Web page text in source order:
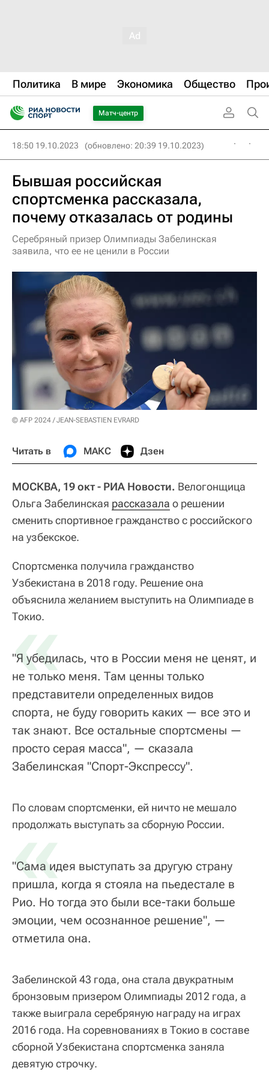
Политика В мире Экономика Общество
Матч-центр
18:50 19.10.2023 (обновлено: 20:39 19.10.2023)
Бывшая российская
спортсменка рассказала,
почему отказалась от родины
Серебряный призер Олимпиады Забелинская
заявила, что ее не ценили в России
© AFP 2024 / JEAN-SEBASTIEN EVRARD
Читать в МАКС Дзен
МОСКВА, 19 окт - РИА Новости. Велогонщица
Ольга Забелинская рассказала о решении
сменить спортивное гражданство с российского
на узбекское.
Спортсменка получила гражданство
Узбекистана в 2018 году. Решение она
объяснила желанием выступить на Олимпиаде в
Токио.
«
"Я убедилась, что в России меня не ценят, и
не только меня. Там ценны только
представители определенных видов
спорта, не буду говорить каких — все это и
так знают. Все остальные спортсмены —
просто серая масса", — сказала
Забелинская "Спорт-Экспрессу".
По словам спортсменки, ей ничто не мешало
продолжать выступать за сборную России.
«
"Сама идея выступать за другую страну
пришла, когда я стояла на пьедестале в
Рио. Но тогда это были все-таки больше
эмоции, чем осознанное решение", —
отметила она.
Забелинской 43 года, она стала двукратным
бронзовым призером Олимпиады 2012 года, а
также выиграла серебряную награду на играх
2016 года. На соревнованиях в Токио в составе
сборной Узбекистана спортсменка заняла
девятую строчку.